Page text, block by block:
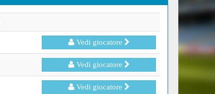
Vedi giocatore
Vedi giocatore
Vedi giocatore